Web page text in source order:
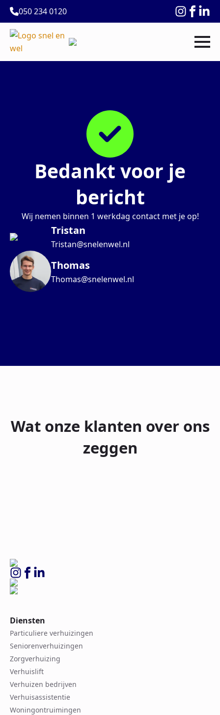
050 234 0120
Bedankt voor je
bericht
Wij nemen binnen 1 werkdag contact met je op!
Tristan
Tristan@snelenwel.nl
Thomas
Thomas@snelenwel.nl
Wat onze klanten over ons
zeggen
Diensten
Particuliere verhuizingen
Seniorenverhuizingen
Zorgverhuizing
Verhuislift
Verhuizen bedrijven
Verhuisassistentie
Woningontruimingen